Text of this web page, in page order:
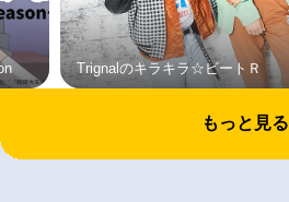
Trignalのキラキラ☆ビートＲ
もっと見る